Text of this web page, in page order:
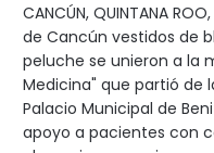
CANCÚN, QUINTANA
de Cancún vestidos de
peluche se unieron a la
Medicina" que partió de
Palacio Municipal de
apoyo a pacientes con